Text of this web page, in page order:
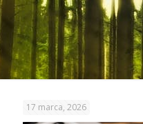
17 marca, 2026